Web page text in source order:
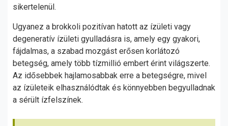
sikertelenül.
Ugyanez a brokkoli pozitívan hatott az ízületi vagy
degeneratív ízületi gyulladásra is, amely egy gyakori,
fájdalmas, a szabad mozgást erősen korlátozó
betegség, amely több tízmillió embert érint világszerte.
Az idősebbek hajlamosabbak erre a betegségre, mivel
az ízületeik elhasználódtak és könnyebben begyulladnak
a sérült ízfelszínek.